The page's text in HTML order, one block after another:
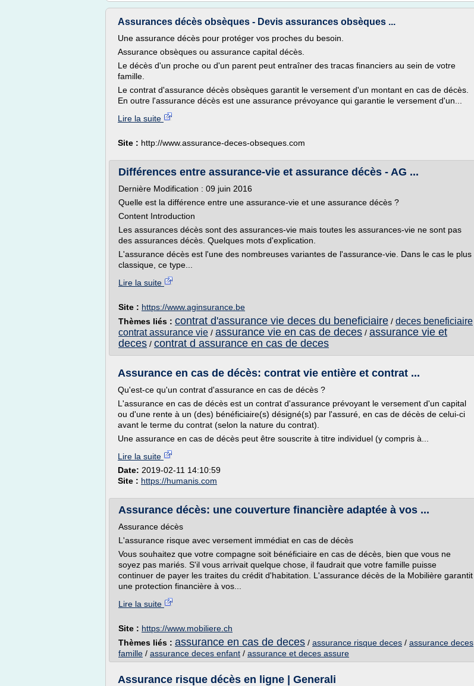
Assurances décès obsèques - Devis assurances obsèques ...
Une assurance décès pour protéger vos proches du besoin.
Assurance obsèques ou assurance capital décès.
Le décès d'un proche ou d'un parent peut entraîner des tracas financiers au sein de votre
famille.
Le contrat d'assurance décès obsèques garantit le versement d'un montant en cas de décès.
En outre l'assurance décès est une assurance prévoyance qui garantie le versement d'un...
Lire la suite
Site : http://www.assurance-deces-obseques.com
Différences entre assurance-vie et assurance décès - AG ...
Dernière Modification : 09 juin 2016
Quelle est la différence entre une assurance-vie et une assurance décès ?
Content Introduction
Les assurances décès sont des assurances-vie mais toutes les assurances-vie ne sont pas
des assurances décès. Quelques mots d'explication.
L'assurance décès est l'une des nombreuses variantes de l'assurance-vie. Dans le cas le plus
classique, ce type...
Lire la suite
Site : https://www.aginsurance.be
Thèmes liés : contrat d'assurance vie deces du beneficiaire / deces beneficiaire
contrat assurance vie / assurance vie en cas de deces / assurance vie et
deces / contrat d assurance en cas de deces
Assurance en cas de décès: contrat vie entière et contrat ...
Qu'est-ce qu'un contrat d'assurance en cas de décès ?
L'assurance en cas de décès est un contrat d'assurance prévoyant le versement d'un capital
ou d'une rente à un (des) bénéficiaire(s) désigné(s) par l'assuré, en cas de décès de celui-ci
avant le terme du contrat (selon la nature du contrat).
Une assurance en cas de décès peut être souscrite à titre individuel (y compris à...
Lire la suite
Date: 2019-02-11 14:10:59
Site : https://humanis.com
Assurance décès: une couverture financière adaptée à vos ...
Assurance décès
L'assurance risque avec versement immédiat en cas de décès
Vous souhaitez que votre compagne soit bénéficiaire en cas de décès, bien que vous ne
soyez pas mariés. S'il vous arrivait quelque chose, il faudrait que votre famille puisse
continuer de payer les traites du crédit d'habitation. L'assurance décès de la Mobilière garantit
une protection financière à vos...
Lire la suite
Site : https://www.mobiliere.ch
Thèmes liés : assurance en cas de deces / assurance risque deces / assurance deces
famille / assurance deces enfant / assurance et deces assure
Assurance risque décès en ligne | Generali